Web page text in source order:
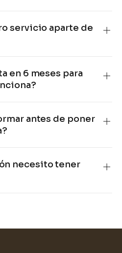
servicio aparte de
en 6 meses para
antes de poner
necesito tener